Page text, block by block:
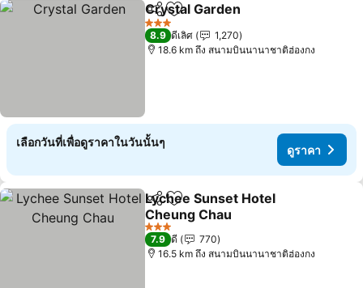
แชร์ เพิ่มในรายการโปรด
Crystal Garden
3 ดาว
8.9 ดีเลิศ
1,270
18.6 km ถึง สนามบินนานาชาติฮ่องกง
เลือกวันที่เพื่อดูราคาในวันนั้นๆ
ดูราคา
แชร์ เพิ่มในรายการโปรด
Lychee Sunset Hotel
Cheung Chau
ดูราคา
3 ดาว
7.9 ดี
770
16.5 km ถึง สนามบินนานาชาติฮ่องกง